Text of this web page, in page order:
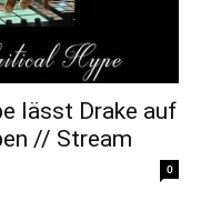
lässt Drake auf
// Stream
0